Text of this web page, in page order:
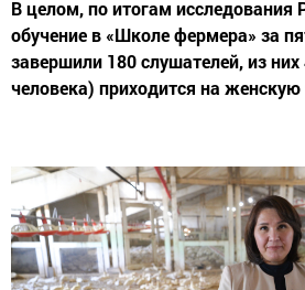
В целом, по итогам исследования
обучение в «Школе фермера» за
завершили 180 слушателей, из них
человека) приходится на женскую